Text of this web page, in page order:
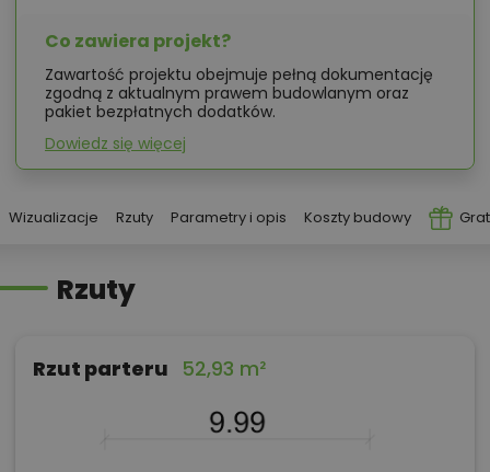
Co zawiera projekt?
Zawartość projektu obejmuje pełną dokumentację
zgodną z aktualnym prawem budowlanym oraz
pakiet bezpłatnych dodatków.
Dowiedz się więcej
Wizualizacje Rzuty Parametry i opis Koszty budowy
Rzuty
Rzut parteru 52,93 m²